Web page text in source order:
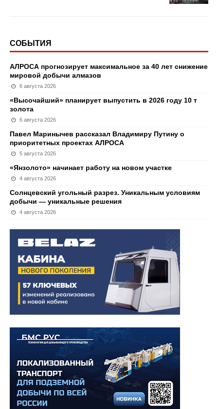
СОБЫТИЯ
АЛРОСА прогнозирует максимальное за 40 лет снижение
мировой добычи алмазов
6 августа 2026
«Высочайший» планирует выпустить в 2026 году 10 т
золота
6 августа 2026
Павел Маринычев рассказал Владимиру Путину о
приоритетных проектах АЛРОСА
5 августа 2026
«Янзолото» начинает работу на новом участке
4 августа 2026
Солнцевский угольный разрез. Уникальным условиям
добычи — уникальные решения
4 августа 2026